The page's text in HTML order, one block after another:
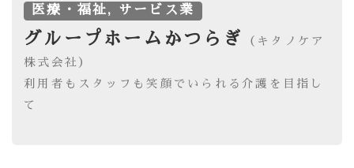
医療・福祉, サービス業
グループホームかつらぎ
（キタノケア
株式会社）
利用者もスタッフも笑顔でいられる介護を目指し
て